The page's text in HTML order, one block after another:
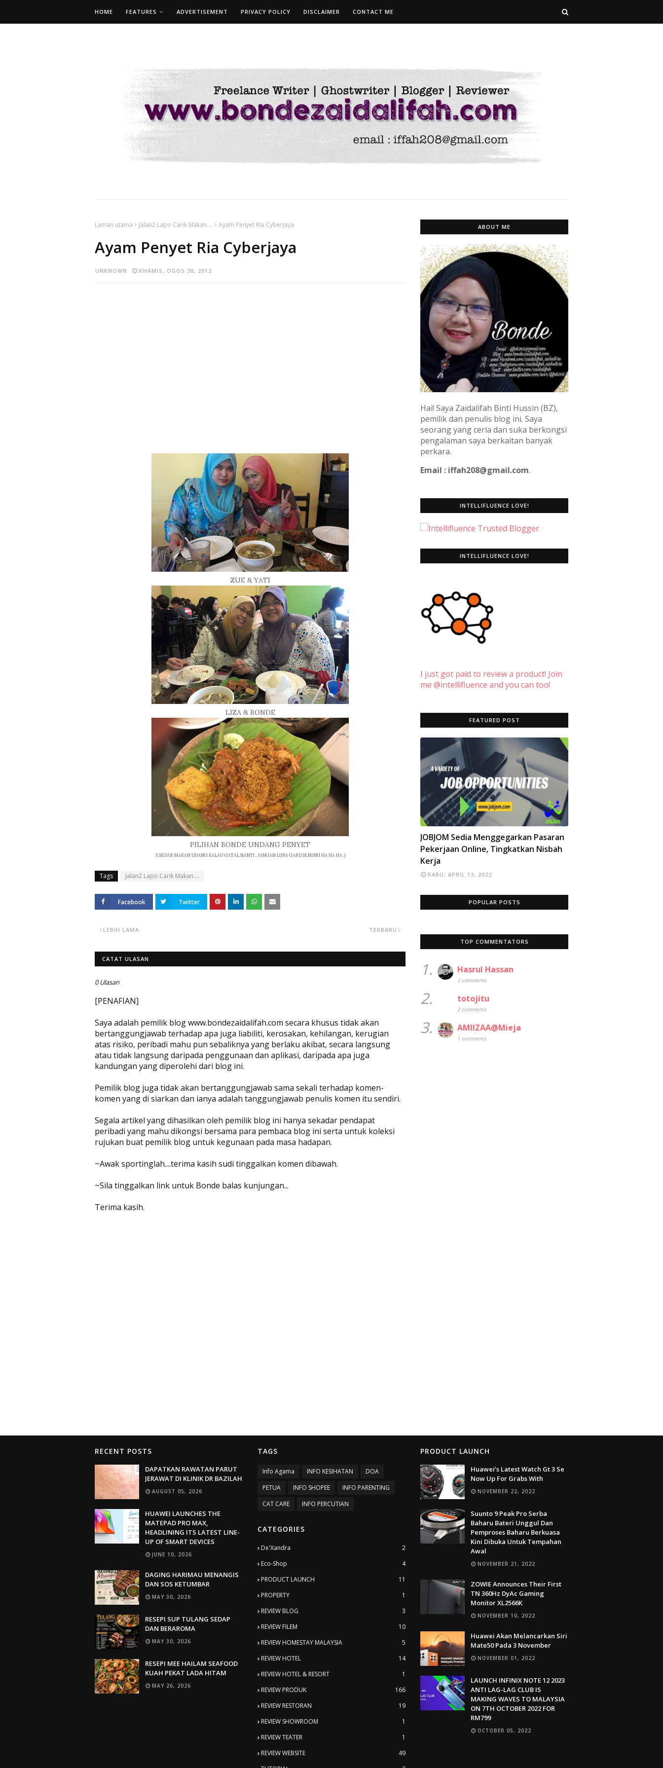
HOME FEATURES ADVERTISEMENT PRIVACY POLICY DISCLAIMER CONTACT ME
Laman utama Jalan2 Lapo Carik Makan.... Ayam Penyet Ria Cyberjaya
Ayam Penyet Ria Cyberjaya
UNKNOWN KHAMIS, OGOS 30, 2012
ZUE & YATI
LIZA & BONDE
PILIHAN BONDE UNDANG PENYET
X SEDAR MAKAN UDANG KALAU GATAL NANTI , JANGAN LUPA GARU SENDIRI HA HA HA :)
Tags Jalan2 Lapo Carik Makan....
Facebook Twitter
TERBARU
LEBIH LAMA
CATAT ULASAN
0 Ulasan
[PENAFIAN]
Saya adalah pemilik blog www.bondezaidalifah.com secara khusus tidak akan
bertanggungjawab terhadap apa juga liabiliti, kerosakan, kehilangan, kerugian
atas risiko, peribadi mahu pun sebaliknya yang berlaku akibat, secara langsung
atau tidak langsung daripada penggunaan dan aplikasi, daripada apa juga
kandungan yang diperolehi dari blog ini.
Pemilik blog juga tidak akan bertanggungjawab sama sekali terhadap komen-
komen yang di siarkan dan ianya adalah tanggungjawab penulis komen itu sendiri.
Segala artikel yang dihasilkan oleh pemilik blog ini hanya sekadar pendapat
peribadi yang mahu dikongsi bersama para pembaca blog ini serta untuk koleksi
rujukan buat pemilik blog untuk kegunaan pada masa hadapan.
~Awak sportinglah....terima kasih sudi tinggalkan komen dibawah.
~Sila tinggalkan link untuk Bonde balas kunjungan...
Terima kasih.
ABOUT ME
Hai! Saya Zaidalifah Binti Hussin (BZ),
pemilik dan penulis blog ini. Saya
seorang yang ceria dan suka berkongsi
pengalaman saya berkaitan banyak
perkara.
Email : iffah208@gmail.com.
INTELLIFLUENCE LOVE!
INTELLIFLUENCE LOVE!
I just got paid to review a product! Join
me @intellifluence and you can too!
FEATURED POST
INFO
JOBJOM Sedia Menggegarkan Pasaran
Pekerjaan Online, Tingkatkan Nisbah
Kerja
RABU, APRIL 13, 2022
POPULAR POSTS
TOP COMMENTATORS
1. Hasrul Hassan
2 comments
2. totojitu
2 comments
3. AMIIZAA@Mieja
1 comments
RECENT POSTS
DAPATKAN RAWATAN PARUT
JERAWAT DI KLINIK DR BAZILAH
AUGUST 05, 2026
HUAWEI LAUNCHES THE
MATEPAD PRO MAX,
HEADLINING ITS LATEST LINE-
UP OF SMART DEVICES
JUNE 10, 2026
DAGING HARIMAU MENANGIS
DAN SOS KETUMBAR
MAY 30, 2026
RESEPI SUP TULANG SEDAP
DAN BERAROMA
MAY 30, 2026
RESEPI MEE HAILAM SEAFOOD
KUAH PEKAT LADA HITAM
MAY 26, 2026
TAGS
Info Agama INFO KESIHATAN
DOA
PETUA
INFO SHOPEE
INFO PARENTING
CAT CARE
INFO PERCUTIAN
CATEGORIES
De'Xandra
2
Eco-Shop
4
PRODUCT LAUNCH
11
PROPERTY
1
REVIEW BLOG
3
REVIEW FILEM
10
REVIEW HOMESTAY MALAYSIA
5
REVIEW HOTEL
14
REVIEW HOTEL & RESORT
1
REVIEW PRODUK
166
REVIEW RESTORAN
19
REVIEW SHOWROOM
1
REVIEW TEATER
1
REVIEW WEBSITE
49
PRODUCT LAUNCH
Huawei’s Latest Watch Gt 3 Se
Now Up For Grabs With
NOVEMBER 22, 2022
Suunto 9 Peak Pro Serba
Baharu Bateri Unggul Dan
Pemproses Baharu Berkuasa
Kini Dibuka Untuk Tempahan
Awal
NOVEMBER 21, 2022
ZOWIE Announces Their First
TN 360Hz DyAc Gaming
Monitor XL2566K
NOVEMBER 10, 2022
Huawei Akan Melancarkan Siri
Mate50 Pada 3 November
NOVEMBER 01, 2022
LAUNCH INFINIX NOTE 12 2023
ANTI LAG-LAG CLUB IS
MAKING WAVES TO MALAYSIA
ON 7TH OCTOBER 2022 FOR
RM799
OCTOBER 05, 2022